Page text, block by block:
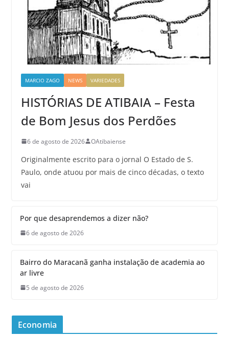
MARCIO ZAGO NEWS VARIEDADES
HISTÓRIAS DE ATIBAIA – Festa
de Bom Jesus dos Perdões
6 de agosto de 2026 OAtibaiense
Originalmente escrito para o jornal O Estado de S.
Paulo, onde atuou por mais de cinco décadas, o texto
vai
Por que desaprendemos a dizer não?
6 de agosto de 2026
Bairro do Maracanã ganha instalação de academia ao
ar livre
5 de agosto de 2026
Economia